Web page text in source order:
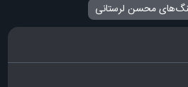
محسن لرستانی